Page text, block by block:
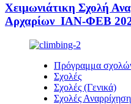
Χειμωνιάτικη Σχολή
Αρχαρίων ΙΑΝ-ΦΕΒ
Πρόγραμμα
Σχολές
Σχολές (Γενικά)
Σχολές